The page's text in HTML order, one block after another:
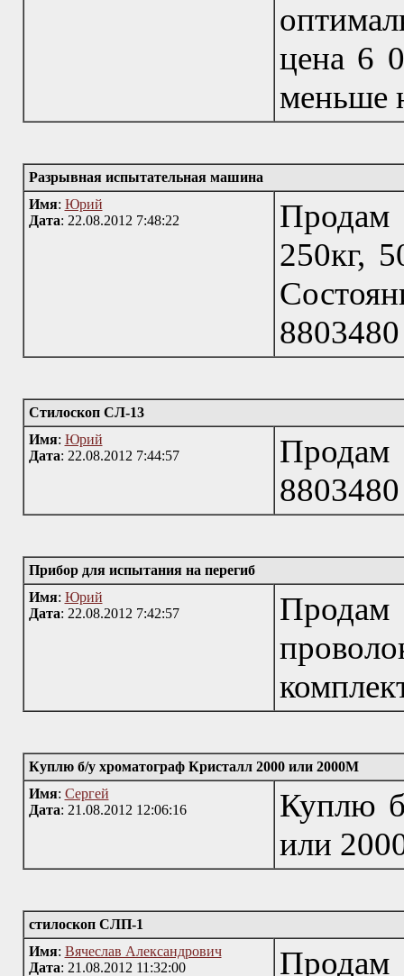
цена 6
меньше
Разрывная испытательная машина
Имя: Юрий
Дата: 22.08.2012 7:48:22
250кг,
8803480
Стилоскоп СЛ-13
Имя: Юрий
Дата: 22.08.2012 7:44:57
8803480
Прибор для испытания на перегиб
Имя: Юрий
Дата: 22.08.2012 7:42:57
Продам
Куплю б/у хроматограф Кристалл 2000 или 2000М
Имя: Сергей
Дата: 21.08.2012 12:06:16
Куплю
или
стилоскоп СЛП-1
Имя: Вячеслав Александрович
Дата: 21.08.2012 11:32:00 Продам